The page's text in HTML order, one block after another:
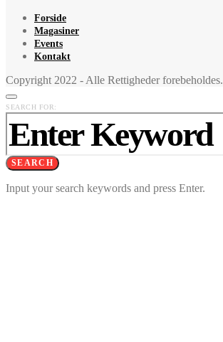
Forside
Magasiner
Events
Kontakt
Copyright 2022 - Alle Rettigheder forebeholdes.
SEARCH FOR:
SEARCH
Input your search keywords and press Enter.